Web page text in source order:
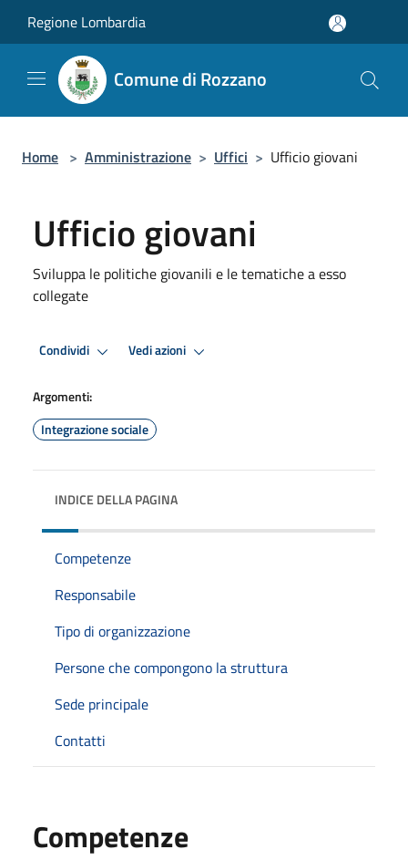
Regione Lombardia
Comune di Rozzano
Home > Amministrazione > Uffici > Ufficio giovani
Ufficio giovani
Sviluppa le politiche giovanili e le tematiche a esso
collegate
Condividi Vedi azioni
Argomenti:
Integrazione sociale
INDICE DELLA PAGINA
Competenze
Responsabile
Tipo di organizzazione
Persone che compongono la struttura
Sede principale
Contatti
Competenze